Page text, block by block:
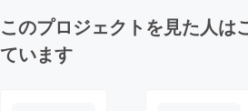
このプロジェクトを見た人は
ています